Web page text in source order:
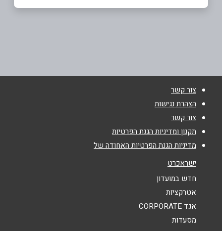
טלפון*
אימייל*
נושא*
הודעה*
צור קשר
הצהרת נגישות
צור קשר
תקנון ומדיניות הגנת הפרטיות
מדיניות הגנת הפרטיות האחודה של
ישראכרט
חדש במועדון
אטרקציות
אגד CORPORATE
מסעדות